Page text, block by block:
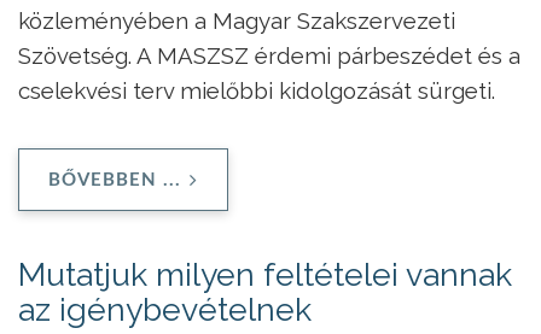
közleményében a Magyar Szakszervezeti
Szövetség. A MASZSZ érdemi párbeszédet és a
cselekvési terv mielőbbi kidolgozását sürgeti.
BŐVEBBEN ...
Mutatjuk milyen feltételei vannak
az igénybevételnek